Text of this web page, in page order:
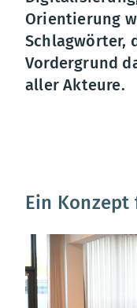
Orientierung
Schlagwörter,
Vordergrund
aller Akteure.
Ein